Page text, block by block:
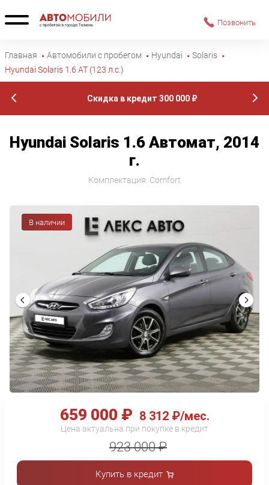
Позвонить
Главная Автомобили с пробегом Hyundai
Solaris
Hyundai Solaris 1.6 AT (123 л.с.)
Первый взнос от 0%
659 000 ₽ 8 312 ₽/мес.
Цена актуальна при покупке в кредит
923 000 ₽
Купить в кредит
Hyundai Solaris 1.6 Автомат, 2014
г.
Комплектация: Comfort
В наличии